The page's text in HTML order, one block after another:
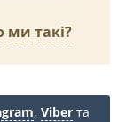
ми такі?
, Viber та